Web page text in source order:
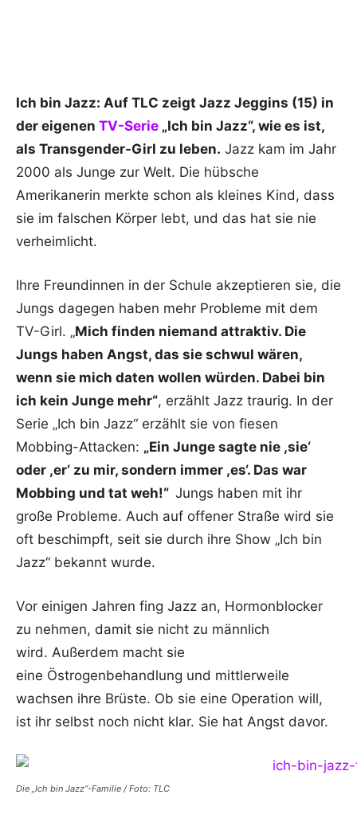
Ich bin Jazz: Auf TLC zeigt Jazz Jeggins (15) in
der eigenen TV-Serie „Ich bin Jazz“, wie es ist,
als Transgender-Girl zu leben. Jazz kam im Jahr
2000 als Junge zur Welt. Die hübsche
Amerikanerin merkte schon als kleines Kind, dass
sie im falschen Körper lebt, und das hat sie nie
verheimlicht.
Ihre Freundinnen in der Schule akzeptieren sie, die
Jungs dagegen haben mehr Probleme mit dem
TV-Girl. „Mich finden niemand attraktiv. Die
Jungs haben Angst, das sie schwul wären,
wenn sie mich daten wollen würden. Dabei bin
ich kein Junge mehr“, erzählt Jazz traurig. In der
Serie „Ich bin Jazz“ erzählt sie von fiesen
Mobbing-Attacken: „Ein Junge sagte nie ,sie‘
oder ,er‘ zu mir, sondern immer ,es‘. Das war
Mobbing und tat weh!“ Jungs haben mit ihr
große Probleme. Auch auf offener Straße wird sie
oft beschimpft, seit sie durch ihre Show „Ich bin
Jazz“ bekannt wurde.
Vor einigen Jahren fing Jazz an, Hormonblocker
zu nehmen, damit sie nicht zu männlich
wird. Außerdem macht sie
eine Östrogenbehandlung und mittlerweile
wachsen ihre Brüste. Ob sie eine Operation will,
ist ihr selbst noch nicht klar. Sie hat Angst davor.
Die „Ich bin Jazz“-Familie / Foto: TLC